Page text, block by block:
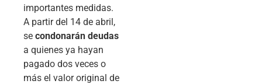
importantes medidas.
A partir del 14 de abril,
se condonarán deudas
a quienes ya hayan
pagado dos veces o
más el valor original de